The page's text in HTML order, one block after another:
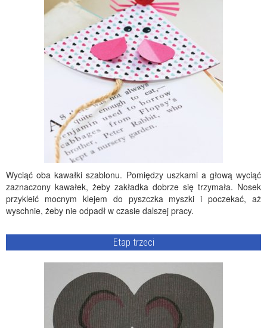
Wyciąć oba kawałki szablonu. Pomiędzy uszkami a głową wyciąć
zaznaczony kawałek, żeby zakładka dobrze się trzymała. Nosek
przykleić mocnym klejem do pyszczka myszki i poczekać, aż
wyschnie, żeby nie odpadł w czasie dalszej pracy.
Etap trzeci